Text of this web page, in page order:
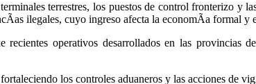
terrestres, los puestos de control fronterizo y
ilegales, cuyo ingreso afecta la economÃ­a formal y
recientes operativos desarrollados en las
los controles aduaneros y las acciones de